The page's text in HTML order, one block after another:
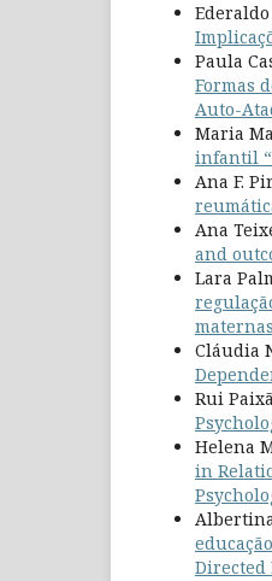
Paula
Formas
Auto-
Maria
infantil
Ana F.
Ana
and
Lara
Cláudia
Rui
Helena
in